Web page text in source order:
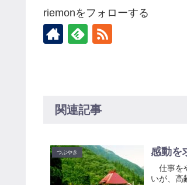
riemonをフォローする
関連記事
つぶやき 感動を
仕事を
いが、高